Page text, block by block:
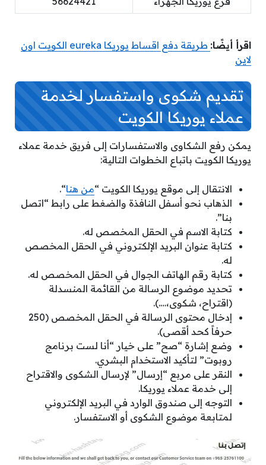
اقرأ أيضًا:
طريقة دفع اقساط يوريكا eureka الكويت اون
لاين
تقديم شكوى واستفسار لخدمة
عملاء يوريكا الكويت
يمكن رفع الشكاوى والاستفسارات إلى فريق خدمة عملاء
يوريكا الكويت باتباع الخطوات التالية:
الانتقال إلى موقع يوريكا الكويت “من هنا“.
الذهاب نحو أسفل النافذة والضغط على رابط “اتصل
بنا”.
كتابة الاسم في الحقل المخصص له.
كتابة عنوان البريد الإلكتروني في الحقل المخصص
له.
كتابة رقم الهاتف الجوال في الحقل المخصص له.
تحديد موضوع الرسالة من القائمة المنسدلة
(اقتراح، شكوى،….).
إدخال محتوى الرسالة في الحقل المخصص (250
حرفاً كحد أقصى).
وضع إشارة “صح” على خيار “أنا لست برنامج
روبوت” لتأكيد الاستخدام البشري.
النقر على مربع “إرسال” لإرسال الشكوى والاقتراح
إلى خدمة عملاء يوريكا.
التوجه إلى صندوق الوارد في البريد الإلكتروني
لمتابعة موضوع الشكوى أو الاستفسار.